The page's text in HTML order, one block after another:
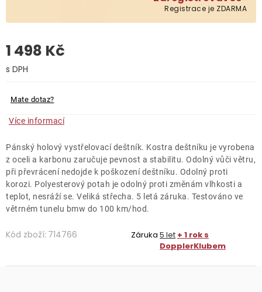
Naše katalogy
O nás
Registrace je ZDARMA
1 498 Kč
Mate dotaz?
Více informací
Pánský holový vystřelovací deštník. Kostra deštníku je vyrobena
z oceli a karbonu zaručuje pevnost a stabilitu. Odolný vůči větru,
při převrácení nedojde k poškození deštníku. Odolný proti
korozi. Polyesterový potah je odolný proti změnám vlhkosti a
teplot, nesráží se. Veliká střecha. 5 letá záruka. Testováno ve
větrném tunelu bmw do 100 km/hod.
Kód zboží: 714766 Záruka 5 let + 1 rok s
DopplerKlubem